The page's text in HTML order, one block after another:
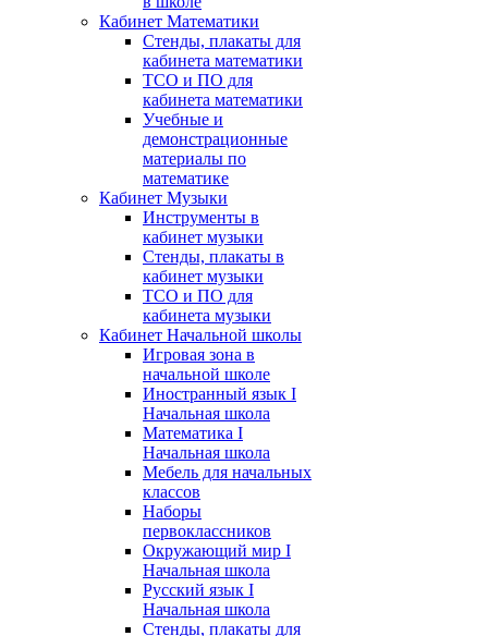
Кабинет Математики
Стенды, плакаты для
кабинета математики
ТСО и ПО для
кабинета математики
Учебные и
демонстрационные
материалы по
математике
Кабинет Музыки
Инструменты в
кабинет музыки
Стенды, плакаты в
кабинет музыки
ТСО и ПО для
кабинета музыки
Кабинет Начальной школы
Игровая зона в
начальной школе
Иностранный язык I
Начальная школа
Математика I
Начальная школа
Мебель для начальных
классов
Наборы
первоклассников
Окружающий мир I
Начальная школа
Русский язык I
Начальная школа
Стенды, плакаты для